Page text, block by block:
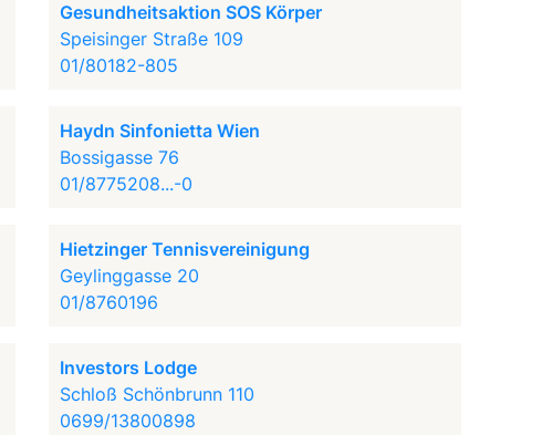
Gesundheitsaktion SOS Körper
Speisinger Straße 109
01/80182-805
Haydn Sinfonietta Wien
Bossigasse 76
01/8775208...-0
Hietzinger Tennisvereinigung
Geylinggasse 20
01/8760196
Investors Lodge
Schloß Schönbrunn 110
0699/13800898